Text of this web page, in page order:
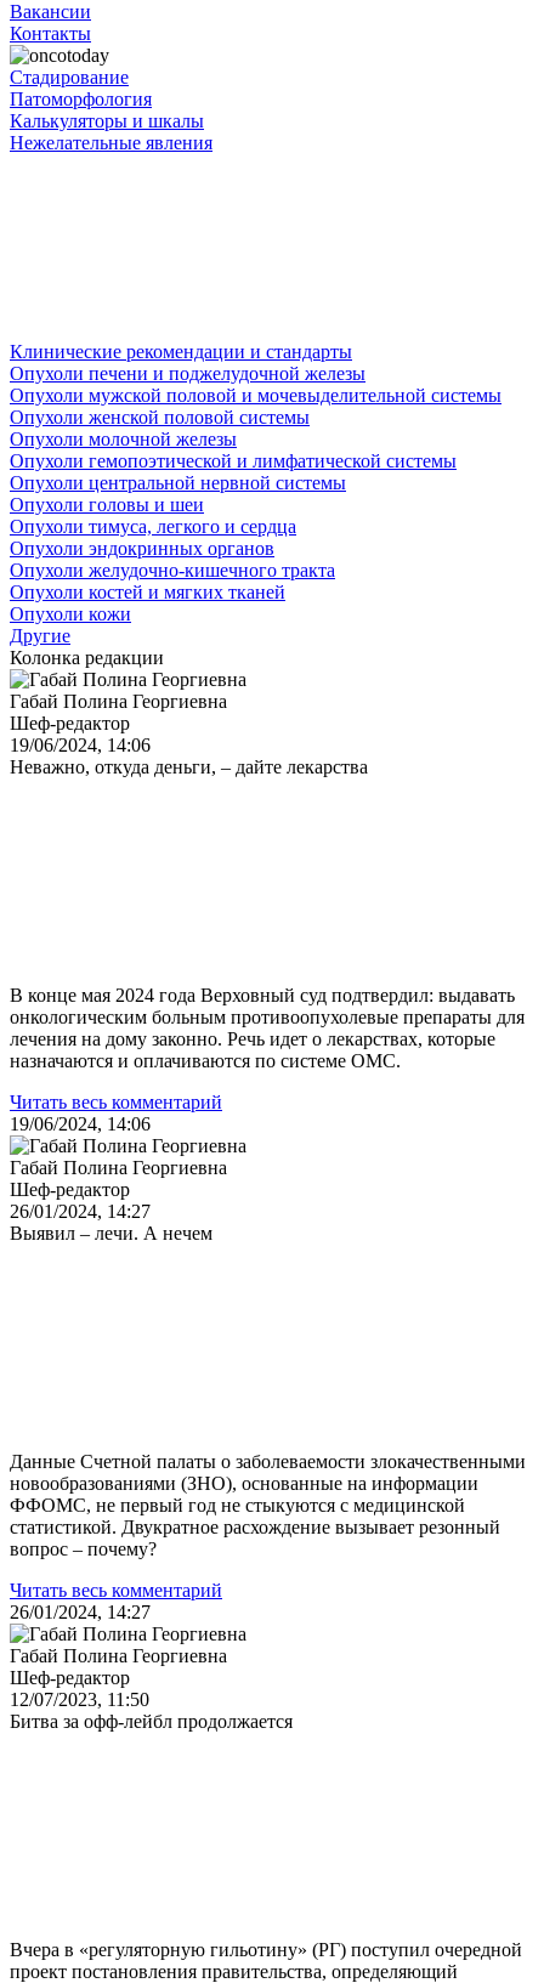
Вакансии
Контакты
Стадирование
Патоморфология
Калькуляторы и шкалы
Нежелательные явления
Клинические рекомендации и стандарты
Опухоли печени и поджелудочной железы
Опухоли мужской половой и мочевыделительной системы
Опухоли женской половой системы
Опухоли молочной железы
Опухоли гемопоэтической и лимфатической системы
Опухоли центральной нервной системы
Опухоли головы и шеи
Опухоли тимуса, легкого и сердца
Опухоли эндокринных органов
Опухоли желудочно-кишечного тракта
Опухоли костей и мягких тканей
Опухоли кожи
Другие
Колонка редакции
Габай Полина Георгиевна
Шеф-редактор
19/06/2024, 14:06
Неважно, откуда деньги, – дайте лекарства
В конце мая 2024 года Верховный суд подтвердил: выдавать
онкологическим больным противоопухолевые препараты для
лечения на дому законно. Речь идет о лекарствах, которые
назначаются и оплачиваются по системе ОМС.
Читать весь комментарий
19/06/2024, 14:06
Габай Полина Георгиевна
Шеф-редактор
26/01/2024, 14:27
Выявил – лечи. А нечем
Данные Счетной палаты о заболеваемости злокачественными
новообразованиями (ЗНО), основанные на информации
ФФОМС, не первый год не стыкуются с медицинской
статистикой. Двукратное расхождение вызывает резонный
вопрос – почему?
Читать весь комментарий
26/01/2024, 14:27
Габай Полина Георгиевна
Шеф-редактор
12/07/2023, 11:50
Битва за офф-лейбл продолжается
Вчера в «регуляторную гильотину» (РГ) поступил очередной
проект постановления правительства, определяющий